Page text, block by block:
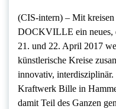
(CIS-intern) – Mit
DOCKVILLE ein neues,
21. und 22. April 2017
künstlerische Kreise
innovativ,
Kraftwerk Bille in
damit Teil des Ganzen